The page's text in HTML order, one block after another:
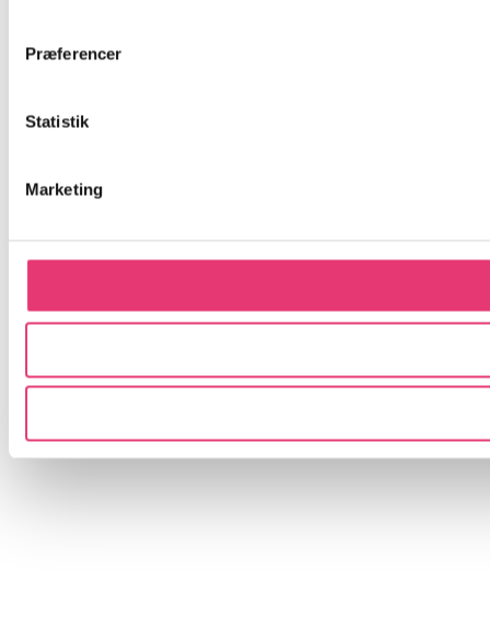
Præferencer
Statistik
Marketing